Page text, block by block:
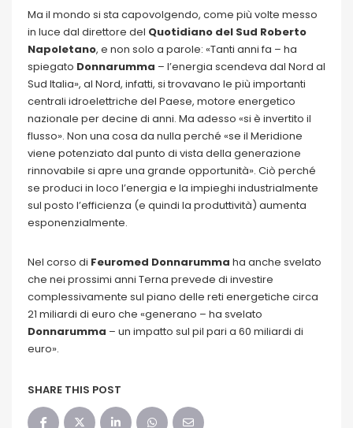
Ma il mondo si sta capovolgendo, come più volte messo
in luce dal direttore del Quotidiano del Sud Roberto
Napoletano, e non solo a parole: «Tanti anni fa – ha
spiegato Donnarumma – l’energia scendeva dal Nord al
Sud Italia», al Nord, infatti, si trovavano le più importanti
centrali idroelettriche del Paese, motore energetico
nazionale per decine di anni. Ma adesso «si è invertito il
flusso». Non una cosa da nulla perché «se il Meridione
viene potenziato dal punto di vista della generazione
rinnovabile si apre una grande opportunità». Ciò perché
se produci in loco l’energia e la impieghi industrialmente
sul posto l’efficienza (e quindi la produttività) aumenta
esponenzialmente.
Nel corso di Feuromed Donnarumma ha anche svelato
che nei prossimi anni Terna prevede di investire
complessivamente sul piano delle reti energetiche circa
21 miliardi di euro che «generano – ha svelato
Donnarumma – un impatto sul pil pari a 60 miliardi di
euro».
SHARE THIS POST